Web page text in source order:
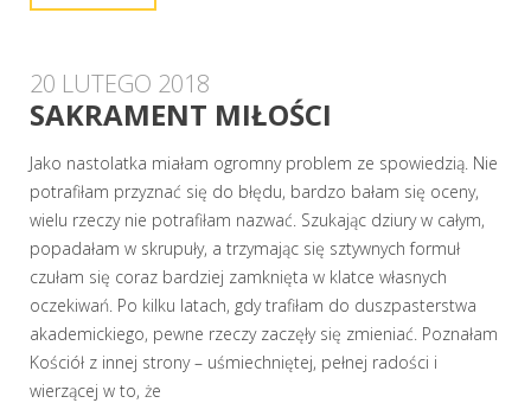
20 LUTEGO 2018
SAKRAMENT MIŁOŚCI
Jako nastolatka miałam ogromny problem ze spowiedzią. Nie
potrafiłam przyznać się do błędu, bardzo bałam się oceny,
wielu rzeczy nie potrafiłam nazwać. Szukając dziury w całym,
popadałam w skrupuły, a trzymając się sztywnych formuł
czułam się coraz bardziej zamknięta w klatce własnych
oczekiwań. Po kilku latach, gdy trafiłam do duszpasterstwa
akademickiego, pewne rzeczy zaczęły się zmieniać. Poznałam
Kościół z innej strony – uśmiechniętej, pełnej radości i
wierzącej w to, że